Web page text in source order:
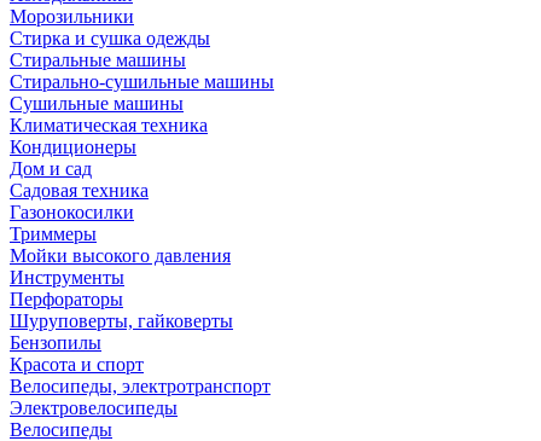
Морозильники
Стирка и сушка одежды
Стиральные машины
Стирально-сушильные машины
Сушильные машины
Климатическая техника
Кондиционеры
Дом и сад
Садовая техника
Газонокосилки
Триммеры
Мойки высокого давления
Инструменты
Перфораторы
Шуруповерты, гайковерты
Бензопилы
Красота и спорт
Велосипеды, электротранспорт
Электровелосипеды
Велосипеды